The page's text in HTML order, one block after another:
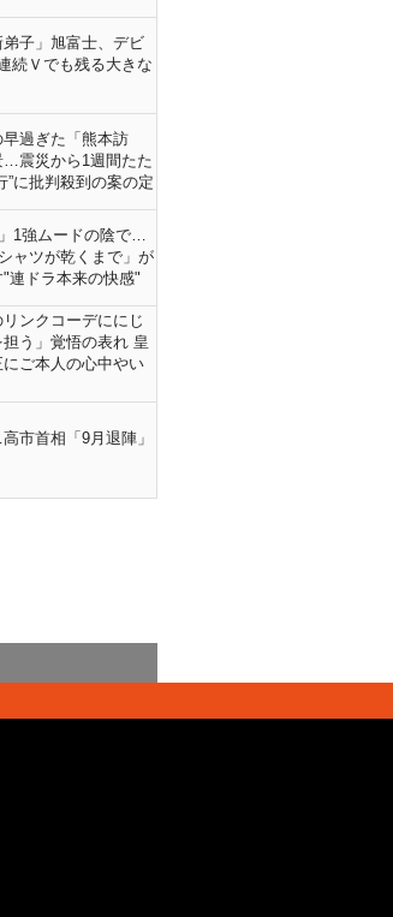
弟子」旭富士、デビ
続Ｖでも残る大きな
過ぎた「熊本訪
…震災から1週間たた
”に批判殺到の案の定
」1強ムードの陰で…
ャツが乾くまで」が
連ドラ本来の快感"
ンクコーデににじ
う」覚悟の表れ 皇
ご本人の心中やい
市首相「9月退陣」